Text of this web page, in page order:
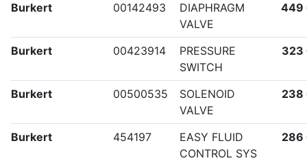
Burkert 00142493
DIAPHRAGM
VALVE
449
Burkert 00423914
PRESSURE
SWITCH
323
Burkert 00500535
SOLENOID
VALVE
238
Burkert 454197
EASY FLUID
CONTROL SYS
286